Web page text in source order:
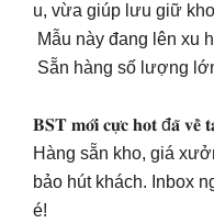
u, vừa giúp lưu giữ
Mẫu này đang lên xu
Sẵn hàng số lượng
𝐁𝐒𝐓 𝐦𝐨̛́𝐢 𝐜𝐮̛̣𝐜 𝐡𝐨𝐭 đ𝐚̃ 𝐯𝐞̂̀
Hàng sẵn kho, giá
bảo hút khách. Inbox
é!